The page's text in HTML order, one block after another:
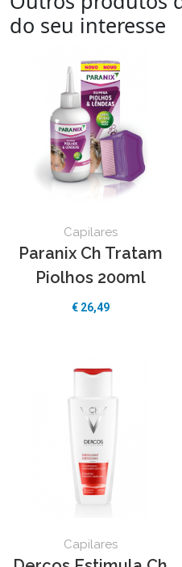
do seu interesse
Capilares
Paranix Ch Tratam
Piolhos 200ml
€ 26,49
Capilares